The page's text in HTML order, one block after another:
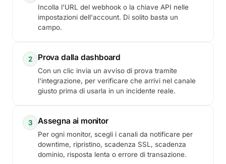
Incolla l'URL del webhook o la chiave API nelle
impostazioni dell'account. Di solito basta un
campo.
2 Prova dalla dashboard
Con un clic invia un avviso di prova tramite
l'integrazione, per verificare che arrivi nel canale
giusto prima di usarla in un incidente reale.
3 Assegna ai monitor
Per ogni monitor, scegli i canali da notificare per
downtime, ripristino, scadenza SSL, scadenza
dominio, risposta lenta o errore di transazione.